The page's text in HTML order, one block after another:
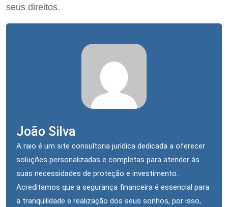
seus direitos.
João Silva
A raio é um site consultoria jurídica dedicada a oferecer
soluções personalizadas e completas para atender às
suas necessidades de proteção e investimento.
Acreditamos que a segurança financeira é essencial para
a tranquilidade e realização dos seus sonhos, por isso,